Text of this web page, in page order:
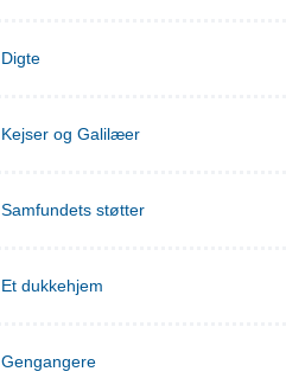
Digte
Kejser og Galilæer
Samfundets støtter
Et dukkehjem
Gengangere